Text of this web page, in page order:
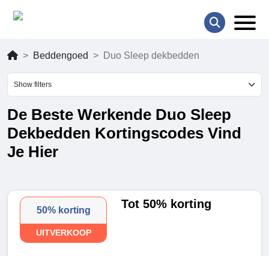
Beddengoed Duo Sleep dekbedden
Show filters
De Beste Werkende Duo Sleep
Dekbedden Kortingscodes Vind
Je Hier
50% korting
UITVERKOOP
Tot 50% korting